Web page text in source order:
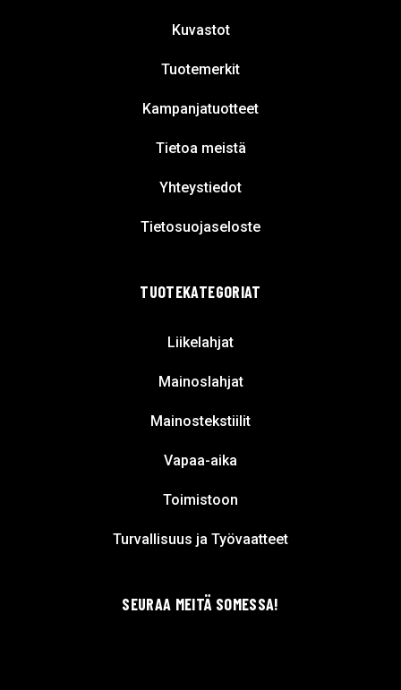
Kuvastot
Tuotemerkit
Kampanjatuotteet
Tietoa meistä
Yhteystiedot
Tietosuojaseloste
TUOTEKATEGORIAT
Liikelahjat
Mainoslahjat
Mainostekstiilit
Vapaa-aika
Toimistoon
Turvallisuus ja Työvaatteet
SEURAA MEITÄ SOMESSA!